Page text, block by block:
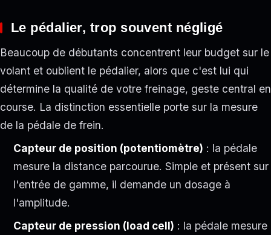
Le pédalier, trop souvent négligé
Beaucoup de débutants concentrent leur budget sur le
volant et oublient le pédalier, alors que c'est lui qui
détermine la qualité de votre freinage, geste central en
course. La distinction essentielle porte sur la mesure
de la pédale de frein.
Capteur de position (potentiomètre) : la pédale
mesure la distance parcourue. Simple et présent sur
l'entrée de gamme, il demande un dosage à
l'amplitude.
Capteur de pression (load cell) : la pédale mesure